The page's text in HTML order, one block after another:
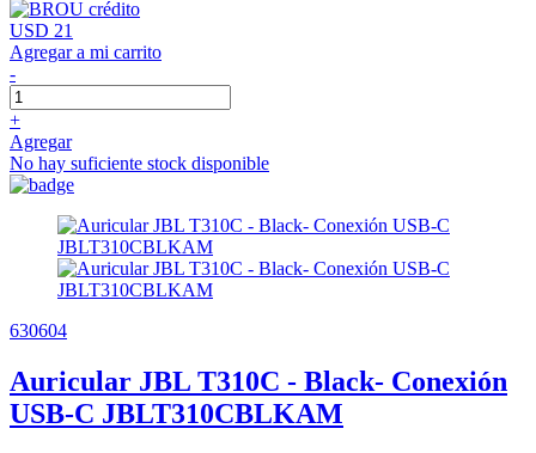
USD 21
Agregar a mi carrito
-
+
Agregar
No hay suficiente stock disponible
630604
Auricular JBL T310C - Black- Conexión
USB-C JBLT310CBLKAM